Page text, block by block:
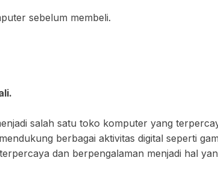
sebelum membeli.
salah satu toko komputer yang
berbagai aktivitas digital seperti
dan berpengalaman menjadi hal